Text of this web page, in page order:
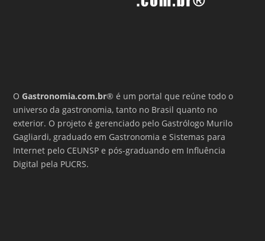
OGastronomia.com.br® é um portal que reúne todo o
universo da gastronomia, tanto no Brasil quanto no
exterior. O projeto é gerenciado pelo Gastrólogo Murilo
Gagliardi, graduado em Gastronomia e Sistemas para
Internet pelo CEUNSP e pós-graduando em Influência
Digital pela PUCRS.